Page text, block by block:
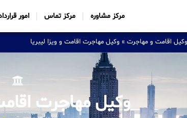
مرکز مشاوره مرکز تماس امور
وکیل اقامت و مهاجرت » وکیل مهاجرت اقامت و ویزا لیبریا
وکیل مهاجرت